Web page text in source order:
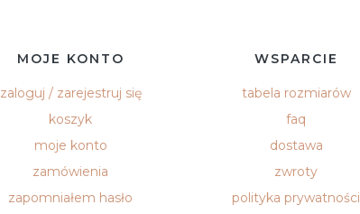
MOJE KONTO
zaloguj / zarejestruj się
koszyk
moje konto
zamówienia
zapomniałem hasło
WSPARCIE
tabela rozmiarów
faq
dostawa
zwroty
polityka prywatności